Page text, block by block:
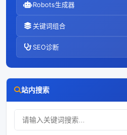
Robots生成器
关键词组合
SEO诊断
站内搜索